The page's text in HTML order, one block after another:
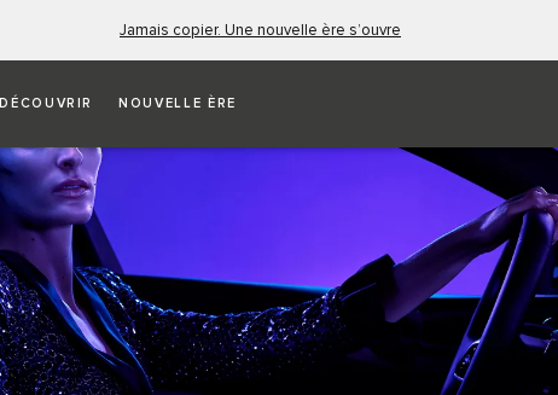
Jamais copier. Une nouvelle ère s’ouvre
DÉCOUVRIR NOUVELLE ÈRE